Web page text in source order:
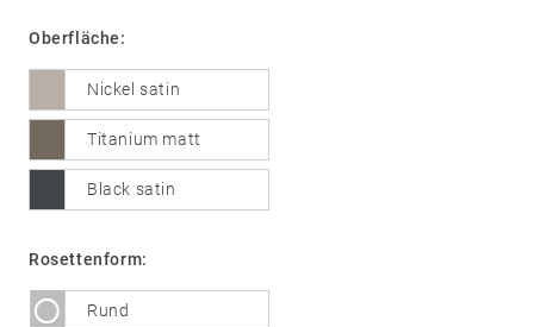
01Türdrücker
Edelstahl
formspiele®
Technik
02Glastürbeschläge
Edelstahl
03Fenstergriffe
Edelstahl
Oberfläche:
Nickel satin
Titanium matt
Black satin
Rosettenform:
Rund